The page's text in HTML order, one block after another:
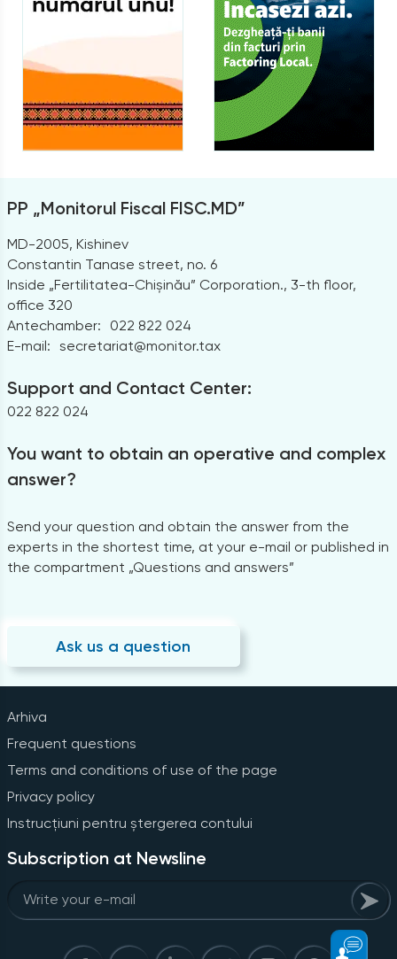
PP „Monitorul Fiscal FISC.MD”
MD-2005, Kishinev
Constantin Tanase street, no. 6
Inside „Fertilitatea-Chișinău” Corporation., 3-th floor,
office 320
Antechamber:
022 822 024
E-mail: secretariat@monitor.tax
Support and Contact Center:
022 822 024
You want to obtain an operative and complex
answer?
Send your question and obtain the answer from the
experts in the shortest time, at your e-mail or published in
the compartment „Questions and answers”
Ask us a question
Arhiva
Frequent questions
Terms and conditions of use of the page
Privacy policy
Instrucțiuni pentru ștergerea contului
Subscription at Newsline